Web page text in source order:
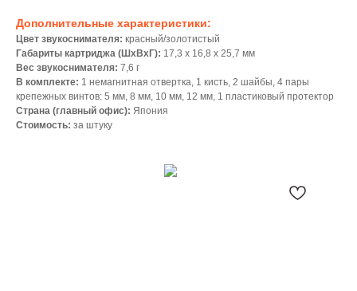
Дополнительные характеристики:
Цвет звукоснимателя: красный/золотистый
Габариты картриджа (ШхВхГ): 17,3 х 16,8 х 25,7 мм
Вес звукоснимателя: 7,6 г
В комплекте: 1 немагнитная отвертка, 1 кисть, 2 шайбы, 4 пары
крепежных винтов: 5 мм, 8 мм, 10 мм, 12 мм, 1 пластиковый протектор
Страна (главный офис): Япония
Стоимость: за штуку